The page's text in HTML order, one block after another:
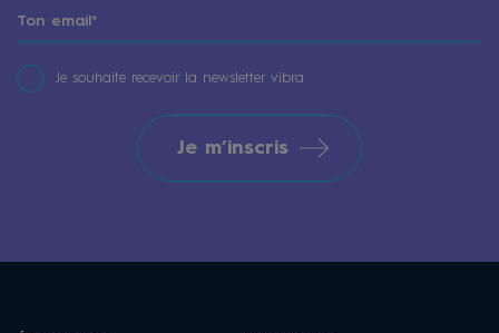
Je souhaite recevoir la newsletter vibra
Je m’inscris